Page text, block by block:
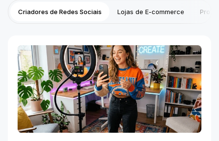
Criadores de Redes Sociais Lojas de E-commerce